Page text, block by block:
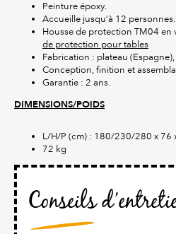
Peinture époxy.
Accueille jusqu’à 12 personnes.
Housse de protection TM04 en
de protection pour tables
Fabrication : plateau
Conception, finition et
Garantie : 2 ans.
DIMENSIONS/POIDS
L/H/P (cm) : 180/230/280 x 76
72 kg
Conseils